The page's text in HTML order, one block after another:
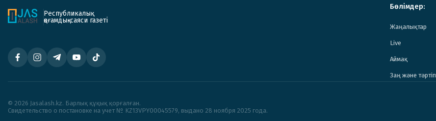
Республикалық
қоғамдық-саяси газеті
Бөлімдер:
Жаңалықтар
Live
Аймақ
Заң және тәртіп
© 2026 Jasalash.kz. Барлық құқық қорғалған.
Cвидетельство о постановке на учет № KZ13VPY00045579, выдано 28 ноября 2025 года.